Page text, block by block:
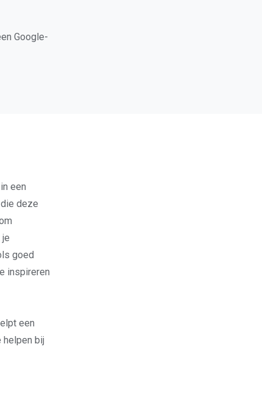
Google-
een
deze
goed
inspireren
een
helpen bij